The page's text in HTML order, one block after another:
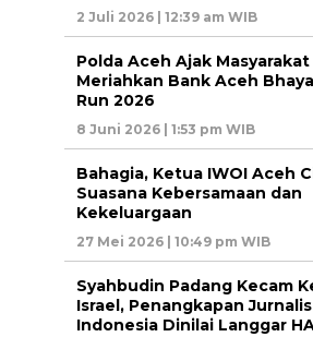
2 Juli 2026 | 12:39 am WIB
Polda Aceh Ajak Masyarakat
Meriahkan Bank Aceh
Run 2026
8 Juni 2026 | 1:53 pm WIB
Bahagia, Ketua IWOI Aceh
Suasana Kebersamaan dan
Kekeluargaan
27 Mei 2026 | 10:49 pm WIB
Syahbudin Padang Kecam
Israel, Penangkapan Jurnalis
Indonesia Dinilai Langgar